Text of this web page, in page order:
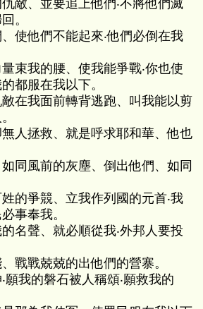
敵、並要追上他們‧不將他們滅
。
使他們不能起來‧他們必倒在我
束我的腰、使我能爭戰‧你也使
都服在我以下。
在我面前轉背逃跑、叫我能以剪
人拯救、就是呼求耶和華、他也
同風前的灰塵、倒出他們、如同
的爭競、立我作列國的元首‧我
事奉我。
名聲、就必順從我‧外邦人要投
戰戰兢兢的出他們的營寨。
願我的磐石被人稱頌‧願救我的